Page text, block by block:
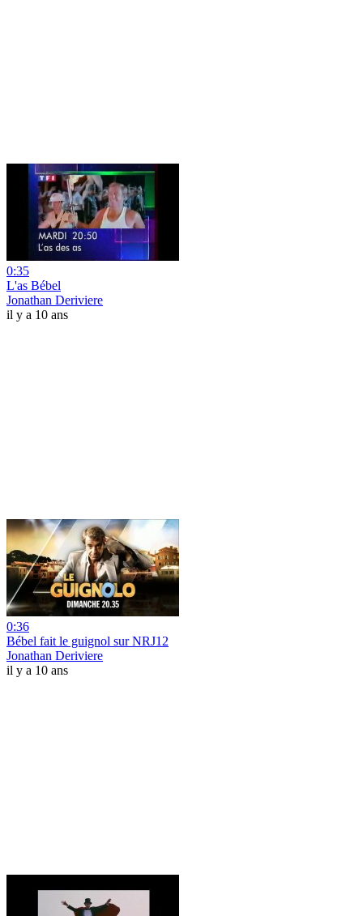
0:35
L'as Bébel
Jonathan Deriviere
il y a 10 ans
0:36
Bébel fait le guignol sur NRJ12
Jonathan Deriviere
il y a 10 ans